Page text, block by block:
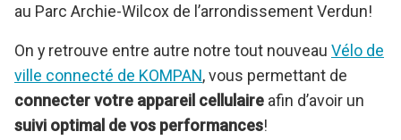
au Parc Archie-Wilcox de l’arrondissement Verdun!
On y retrouve entre autre notre tout nouveau Vélo de
ville connecté de KOMPAN, vous permettant de
connecter votre appareil cellulaire afin d’avoir un
suivi optimal de vos performances!